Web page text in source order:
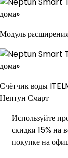
Модуль
Счётчик воды
Нептун Смарт
Используйте
скидки 15% на
покупке на